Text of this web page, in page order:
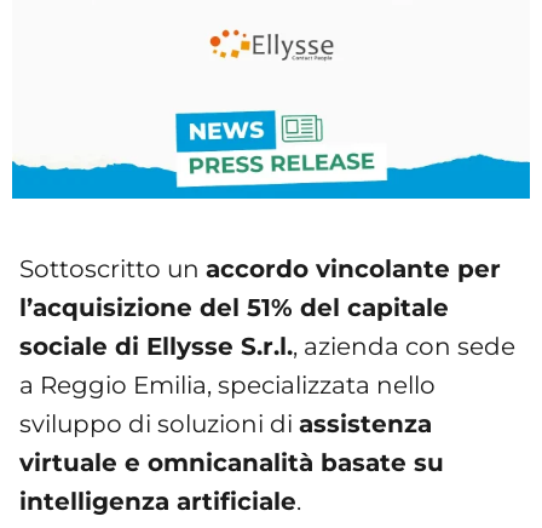
Sottoscritto un accordo vincolante per
l’acquisizione del 51% del capitale
sociale di Ellysse S.r.l., azienda con sede
a Reggio Emilia, specializzata nello
sviluppo di soluzioni di assistenza
virtuale e omnicanalità basate su
intelligenza artificiale.